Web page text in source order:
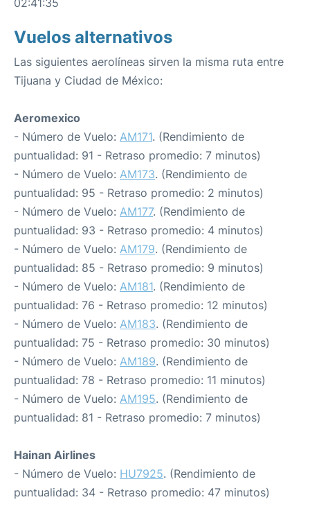
02:41:35
Vuelos alternativos
Las siguientes aerolíneas sirven la misma ruta entre
Tijuana y Ciudad de México:
Aeromexico
- Número de Vuelo: AM171. (Rendimiento de
puntualidad: 91 - Retraso promedio: 7 minutos)
- Número de Vuelo: AM173. (Rendimiento de
puntualidad: 95 - Retraso promedio: 2 minutos)
- Número de Vuelo: AM177. (Rendimiento de
puntualidad: 93 - Retraso promedio: 4 minutos)
- Número de Vuelo: AM179. (Rendimiento de
puntualidad: 85 - Retraso promedio: 9 minutos)
- Número de Vuelo: AM181. (Rendimiento de
puntualidad: 76 - Retraso promedio: 12 minutos)
- Número de Vuelo: AM183. (Rendimiento de
puntualidad: 75 - Retraso promedio: 30 minutos)
- Número de Vuelo: AM189. (Rendimiento de
puntualidad: 78 - Retraso promedio: 11 minutos)
- Número de Vuelo: AM195. (Rendimiento de
puntualidad: 81 - Retraso promedio: 7 minutos)
Hainan Airlines
- Número de Vuelo: HU7925. (Rendimiento de
puntualidad: 34 - Retraso promedio: 47 minutos)